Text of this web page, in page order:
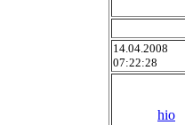
14.04.2008
07:22:28
hio